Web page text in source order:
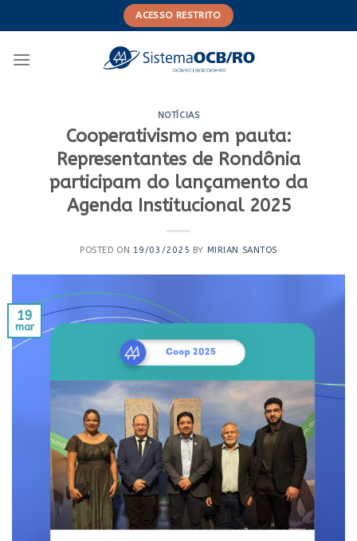
to
ACESSO RESTRITO
NOTÍCIAS
Cooperativismo em pauta:
Representantes de Rondônia
participam do lançamento da
Agenda Institucional 2025
POSTED ON 19/03/2025 BY MIRIAN SANTOS
19
mar